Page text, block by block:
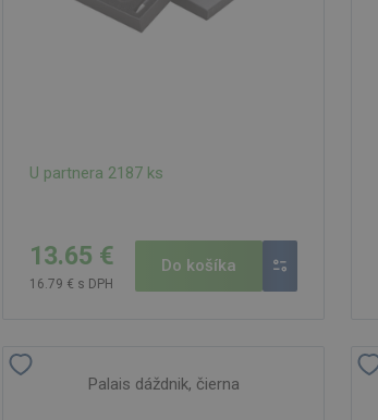
U partnera 2187 ks
13.65 €
16.79 € s DPH
Do košíka
Palais dáždnik, čierna